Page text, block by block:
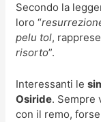
Secondo la
loro “
pelu tol,
risorto”.
Interessanti le
Osiride. Sempre
con il remo,